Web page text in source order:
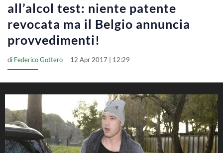
all’alcol test: niente patente
revocata ma il Belgio annuncia
provvedimenti!
di Federico Gottero 12 Apr 2017 | 12:29